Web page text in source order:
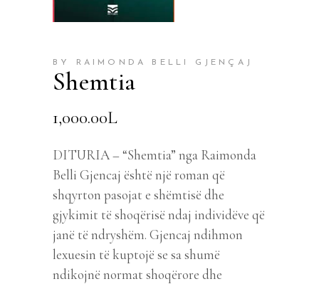
BY RAIMONDA BELLI GJENÇAJ
Shemtia
1,000.00L
DITURIA – “Shemtia” nga Raimonda
Belli Gjencaj është një roman që
shqyrton pasojat e shëmtisë dhe
gjykimit të shoqërisë ndaj individëve që
janë të ndryshëm. Gjencaj ndihmon
lexuesin të kuptojë se sa shumë
ndikojnë normat shoqërore dhe